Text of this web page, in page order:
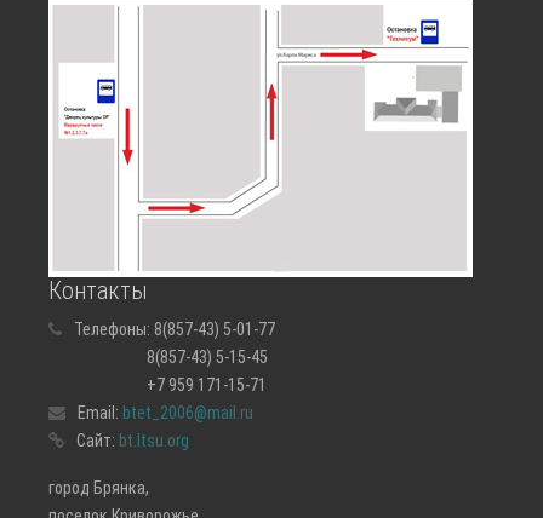
Контакты
Телефоны: 8(857-43) 5-01-77
8(857-43) 5-15-45
+7 959 171-15-71
Email: btet_2006@mail.ru
Сайт: bt.ltsu.org
город Брянка,